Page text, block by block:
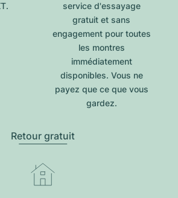
service d'essayage
gratuit et sans
engagement pour toutes
les montres
immédiatement
disponibles. Vous ne
payez que ce que vous
gardez.
Retour gratuit